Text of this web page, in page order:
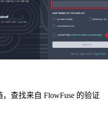
查找来自 FlowFuse 的验证